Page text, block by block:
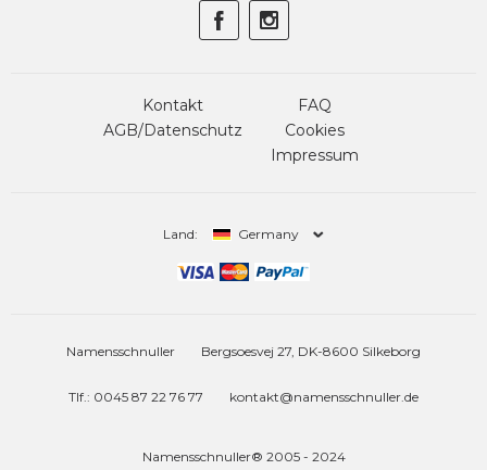
Kontakt
AGB/Datenschutz
FAQ
Cookies
Impressum
Land: Germany
Namensschnuller Bergsoesvej 27, DK-8600 Silkeborg
Tlf.: 0045 87 22 76 77 kontakt@namensschnuller.de
Namensschnuller® 2005 - 2024